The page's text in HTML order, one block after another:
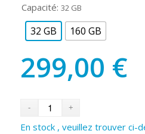
Capacité: 32 GB
32 GB 160 GB
299,00 €
En stock , veuillez trouver ci-